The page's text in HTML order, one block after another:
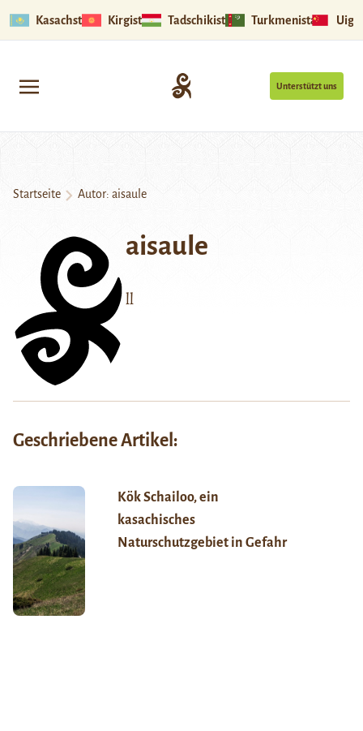
Kasachstan Kirgistan Tadschikistan Turkmenistan
Unterstützt uns
Startseite Autor: aisaule
aisaule
ll
Geschriebene Artikel:
Kök Schailoo, ein
kasachisches
Naturschutzgebiet in Gefahr